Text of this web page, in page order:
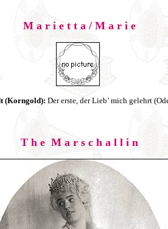
M a r i e t t a / M a r i e
(Korngold): Der erste, der Lieb’ mich gelehrt
T h e M a r s c h a l l i n